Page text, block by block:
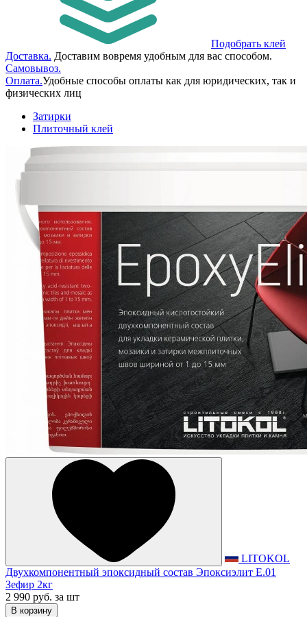
Подобрать клей
Доставка. Доставим вовремя удобным для вас способом.
Самовывоз.
Оплата.Удобные способы оплаты как для юридических, так и
физических лиц
Затирки
Плиточный клей
LITOKOL
Двухкомпонентный эпоксидный состав Эпоксиэлит E.01
Зефир 2кг
2 990 руб. за шт
В корзину